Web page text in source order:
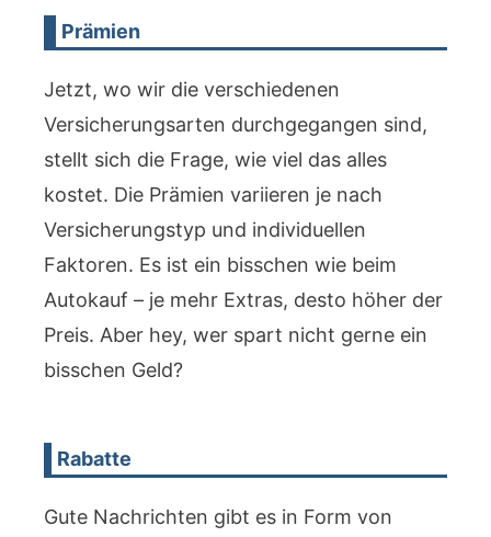
Prämien
Jetzt, wo wir die verschiedenen
Versicherungsarten durchgegangen sind,
stellt sich die Frage, wie viel das alles
kostet. Die Prämien variieren je nach
Versicherungstyp und individuellen
Faktoren. Es ist ein bisschen wie beim
Autokauf – je mehr Extras, desto höher der
Preis. Aber hey, wer spart nicht gerne ein
bisschen Geld?
Rabatte
Gute Nachrichten gibt es in Form von